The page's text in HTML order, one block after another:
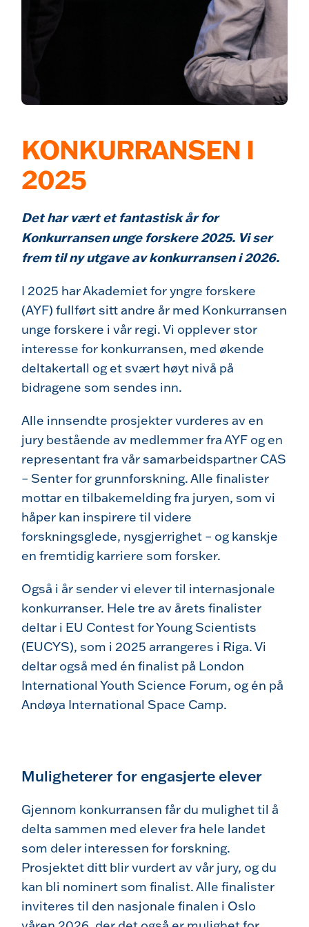
KONKURRANSEN I
2025
Det har vært et fantastisk år for
Konkurransen unge forskere 2025. Vi ser
frem til ny utgave av konkurransen i 2026.
I 2025 har Akademiet for yngre forskere
(AYF) fullført sitt andre år med Konkurransen
unge forskere i vår regi. Vi opplever stor
interesse for konkurransen, med økende
deltakertall og et svært høyt nivå på
bidragene som sendes inn.
Alle innsendte prosjekter vurderes av en
jury bestående av medlemmer fra AYF og en
representant fra vår samarbeidspartner CAS
– Senter for grunnforskning. Alle finalister
mottar en tilbakemelding fra juryen, som vi
håper kan inspirere til videre
forskningsglede, nysgjerrighet – og kanskje
en fremtidig karriere som forsker.
Også i år sender vi elever til internasjonale
konkurranser. Hele tre av årets finalister
deltar i EU Contest for Young Scientists
(EUCYS), som i 2025 arrangeres i Riga. Vi
deltar også med én finalist på London
International Youth Science Forum, og én på
Andøya International Space Camp.
Muligheterer for engasjerte elever
Gjennom konkurransen får du mulighet til å
delta sammen med elever fra hele landet
som deler interessen for forskning.
Prosjektet ditt blir vurdert av vår jury, og du
kan bli nominert som finalist. Alle finalister
inviteres til den nasjonale finalen i Oslo